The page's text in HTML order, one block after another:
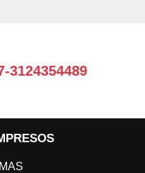
3124354489